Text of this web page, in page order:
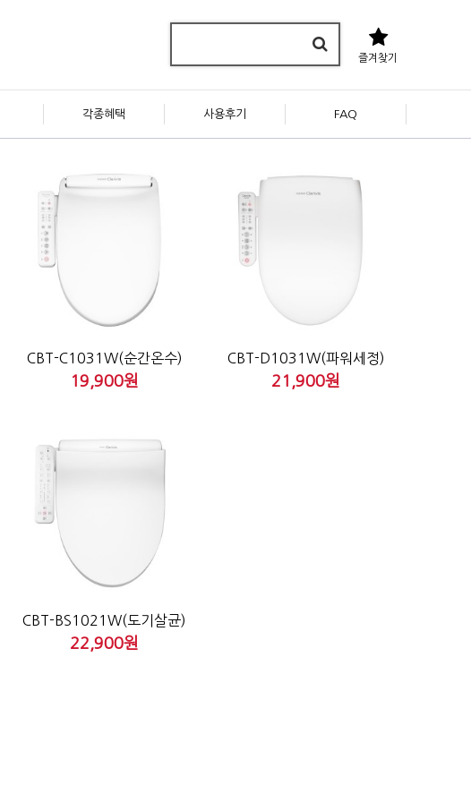
즐겨찾기
각종혜택 사용후기 FAQ
CBT-C1031W(순간온수)
19,900원
CBT-D1031W(파워세정)
21,900원
CBT-BS1021W(도기살균)
22,900원